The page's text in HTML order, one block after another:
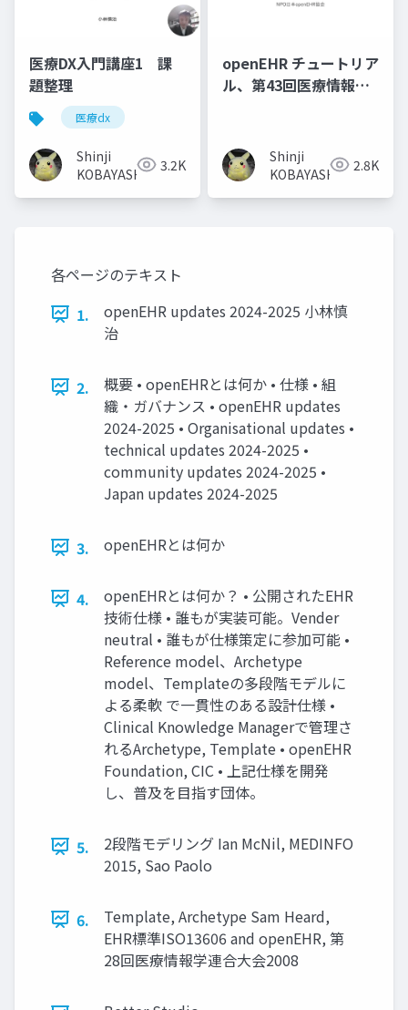
医療DX入門講座1 課
題整理
医療dx
Shinji
KOBAYASHI
3.2K
openEHR チュートリア
ル、第43回医療情報学
Shinji
KOBAYASHI
2.8K
各ページのテキスト
1.
openEHR updates 2024-2025 小林慎
治
2.
概要 • openEHRとは何か • 仕様 • 組
織・ガバナンス • openEHR updates
2024-2025 • Organisational updates •
technical updates 2024-2025 •
community updates 2024-2025 •
Japan updates 2024-2025
3. openEHRとは何か
4.
openEHRとは何か？ • 公開されたEHR
技術仕様 • 誰もが実装可能。Vender
neutral • 誰もが仕様策定に参加可能 •
Reference model、Archetype
model、Templateの多段階モデルに
よる柔軟 で一貫性のある設計仕様 •
Clinical Knowledge Managerで管理さ
れるArchetype, Template • openEHR
Foundation, CIC • 上記仕様を開発
し、普及を目指す団体。
5.
2段階モデリング Ian McNil, MEDINFO
2015, Sao Paolo
6.
Template, Archetype Sam Heard,
EHR標準ISO13606 and openEHR, 第
28回医療情報学連合大会2008